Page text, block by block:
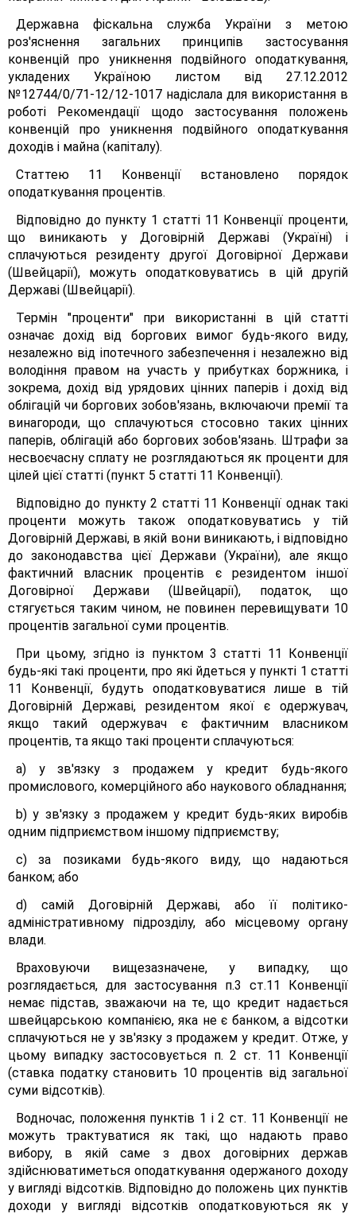
Державна фіскальна служба України з метою
роз'яснення загальних принципів застосування
конвенцій про уникнення подвійного оподаткування,
укладених Україною листом від 27.12.2012
№12744/0/71-12/12-1017 надіслала для використання в
роботі Рекомендації щодо застосування положень
конвенцій про уникнення подвійного оподаткування
доходів і майна (капіталу).
Статтею 11 Конвенції встановлено порядок
оподаткування процентів.
Відповідно до пункту 1 статті 11 Конвенції проценти,
що виникають у Договірній Державі (Україні) і
сплачуються резиденту другої Договірної Держави
(Швейцарії), можуть оподатковуватись в цій другій
Державі (Швейцарії).
Термін "проценти" при використанні в цій статті
означає дохід від боргових вимог будь-якого виду,
незалежно від іпотечного забезпечення і незалежно від
володіння правом на участь у прибутках боржника, і
зокрема, дохід від урядових цінних паперів і дохід від
облігацій чи боргових зобов'язань, включаючи премії та
винагороди, що сплачуються стосовно таких цінних
паперів, облігацій або боргових зобов'язань. Штрафи за
несвоєчасну сплату не розглядаються як проценти для
цілей цієї статті (пункт 5 статті 11 Конвенції).
Відповідно до пункту 2 статті 11 Конвенції однак такі
проценти можуть також оподатковуватись у тій
Договірній Державі, в якій вони виникають, і відповідно
до законодавства цієї Держави (України), але якщо
фактичний власник процентів є резидентом іншої
Договірної Держави (Швейцарії), податок, що
стягується таким чином, не повинен перевищувати 10
процентів загальної суми процентів.
При цьому, згідно із пунктом 3 статті 11 Конвенції
будь-які такі проценти, про які йдеться у пункті 1 статті
11 Конвенції, будуть оподатковуватися лише в тій
Договірній Державі, резидентом якої є одержувач,
якщо такий одержувач є фактичним власником
процентів, та якщо такі проценти сплачуються:
a) у зв'язку з продажем у кредит будь-якого
промислового, комерційного або наукового обладнання;
b) у зв'язку з продажем у кредит будь-яких виробів
одним підприємством іншому підприємству;
c) за позиками будь-якого виду, що надаються
банком; або
d) самій Договірній Державі, або її політико-
адміністративному підрозділу, або місцевому органу
влади.
Враховуючи вищезазначене, у випадку, що
розглядається, для застосування п.3 ст.11 Конвенції
немає підстав, зважаючи на те, що кредит надається
швейцарською компанією, яка не є банком, а відсотки
сплачуються не у зв'язку з продажем у кредит. Отже, у
цьому випадку застосовується п. 2 ст. 11 Конвенції
(ставка податку становить 10 процентів від загальної
суми відсотків).
Водночас, положення пунктів 1 і 2 ст. 11 Конвенції не
можуть трактуватися як такі, що надають право
вибору, в якій саме з двох договірних держав
здійснюватиметься оподаткування одержаного доходу
у вигляді відсотків. Відповідно до положень цих пунктів
доходи у вигляді відсотків оподатковуються як у